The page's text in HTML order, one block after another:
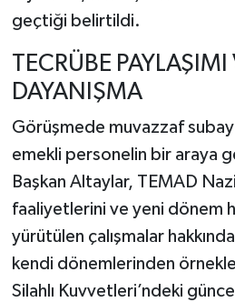
geçtiği belirtildi.
TECRÜBE
DAYANIŞMA
Görüşmede muvazzaf
emekli personelin bir araya
Başkan Altaylar, TEMAD
faaliyetlerini ve yeni dönem
yürütülen çalışmalar
kendi dönemlerinden
Silahlı Kuvvetleri’ndeki